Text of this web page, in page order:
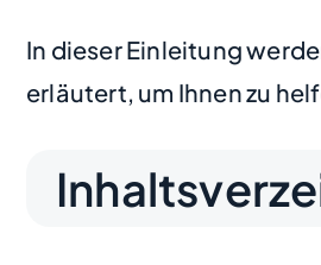
In dieser Einleitung
erläutert, um Ihnen zu